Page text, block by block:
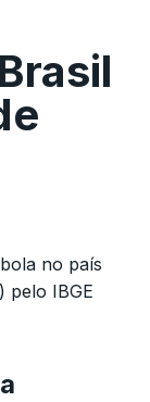
no país
pelo IBGE